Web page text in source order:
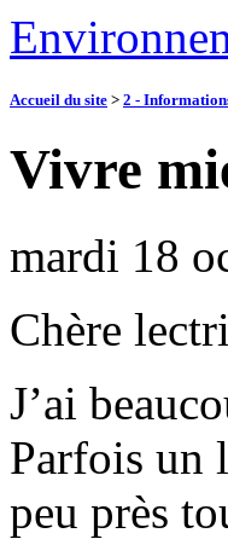
Accueil du site > 2 -
Vivre
mardi 18
Chère
J’ai
Parfois un
peu près